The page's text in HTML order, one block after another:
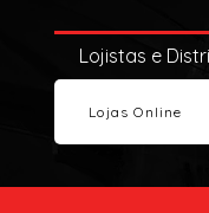
Lojistas e
Lojas Online